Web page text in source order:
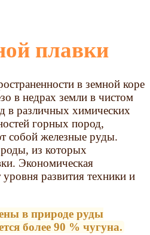
плавки
в земной коре
в недрах земли в чистом
в различных химических
горных пород,
собой железные руды.
из которых
Экономическая
уровня развития техники и
в природе руды
более 90 % чугуна.